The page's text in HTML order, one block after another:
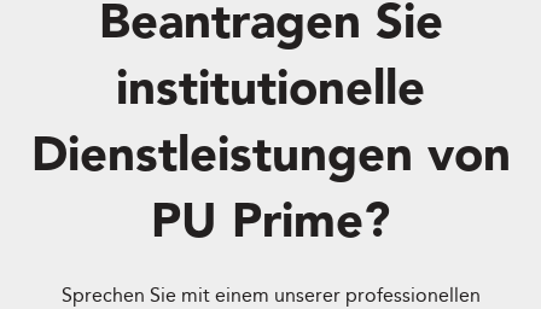
Beantragen Sie
institutionelle
Dienstleistungen von
PU Prime?
Sprechen Sie mit einem unserer professionellen